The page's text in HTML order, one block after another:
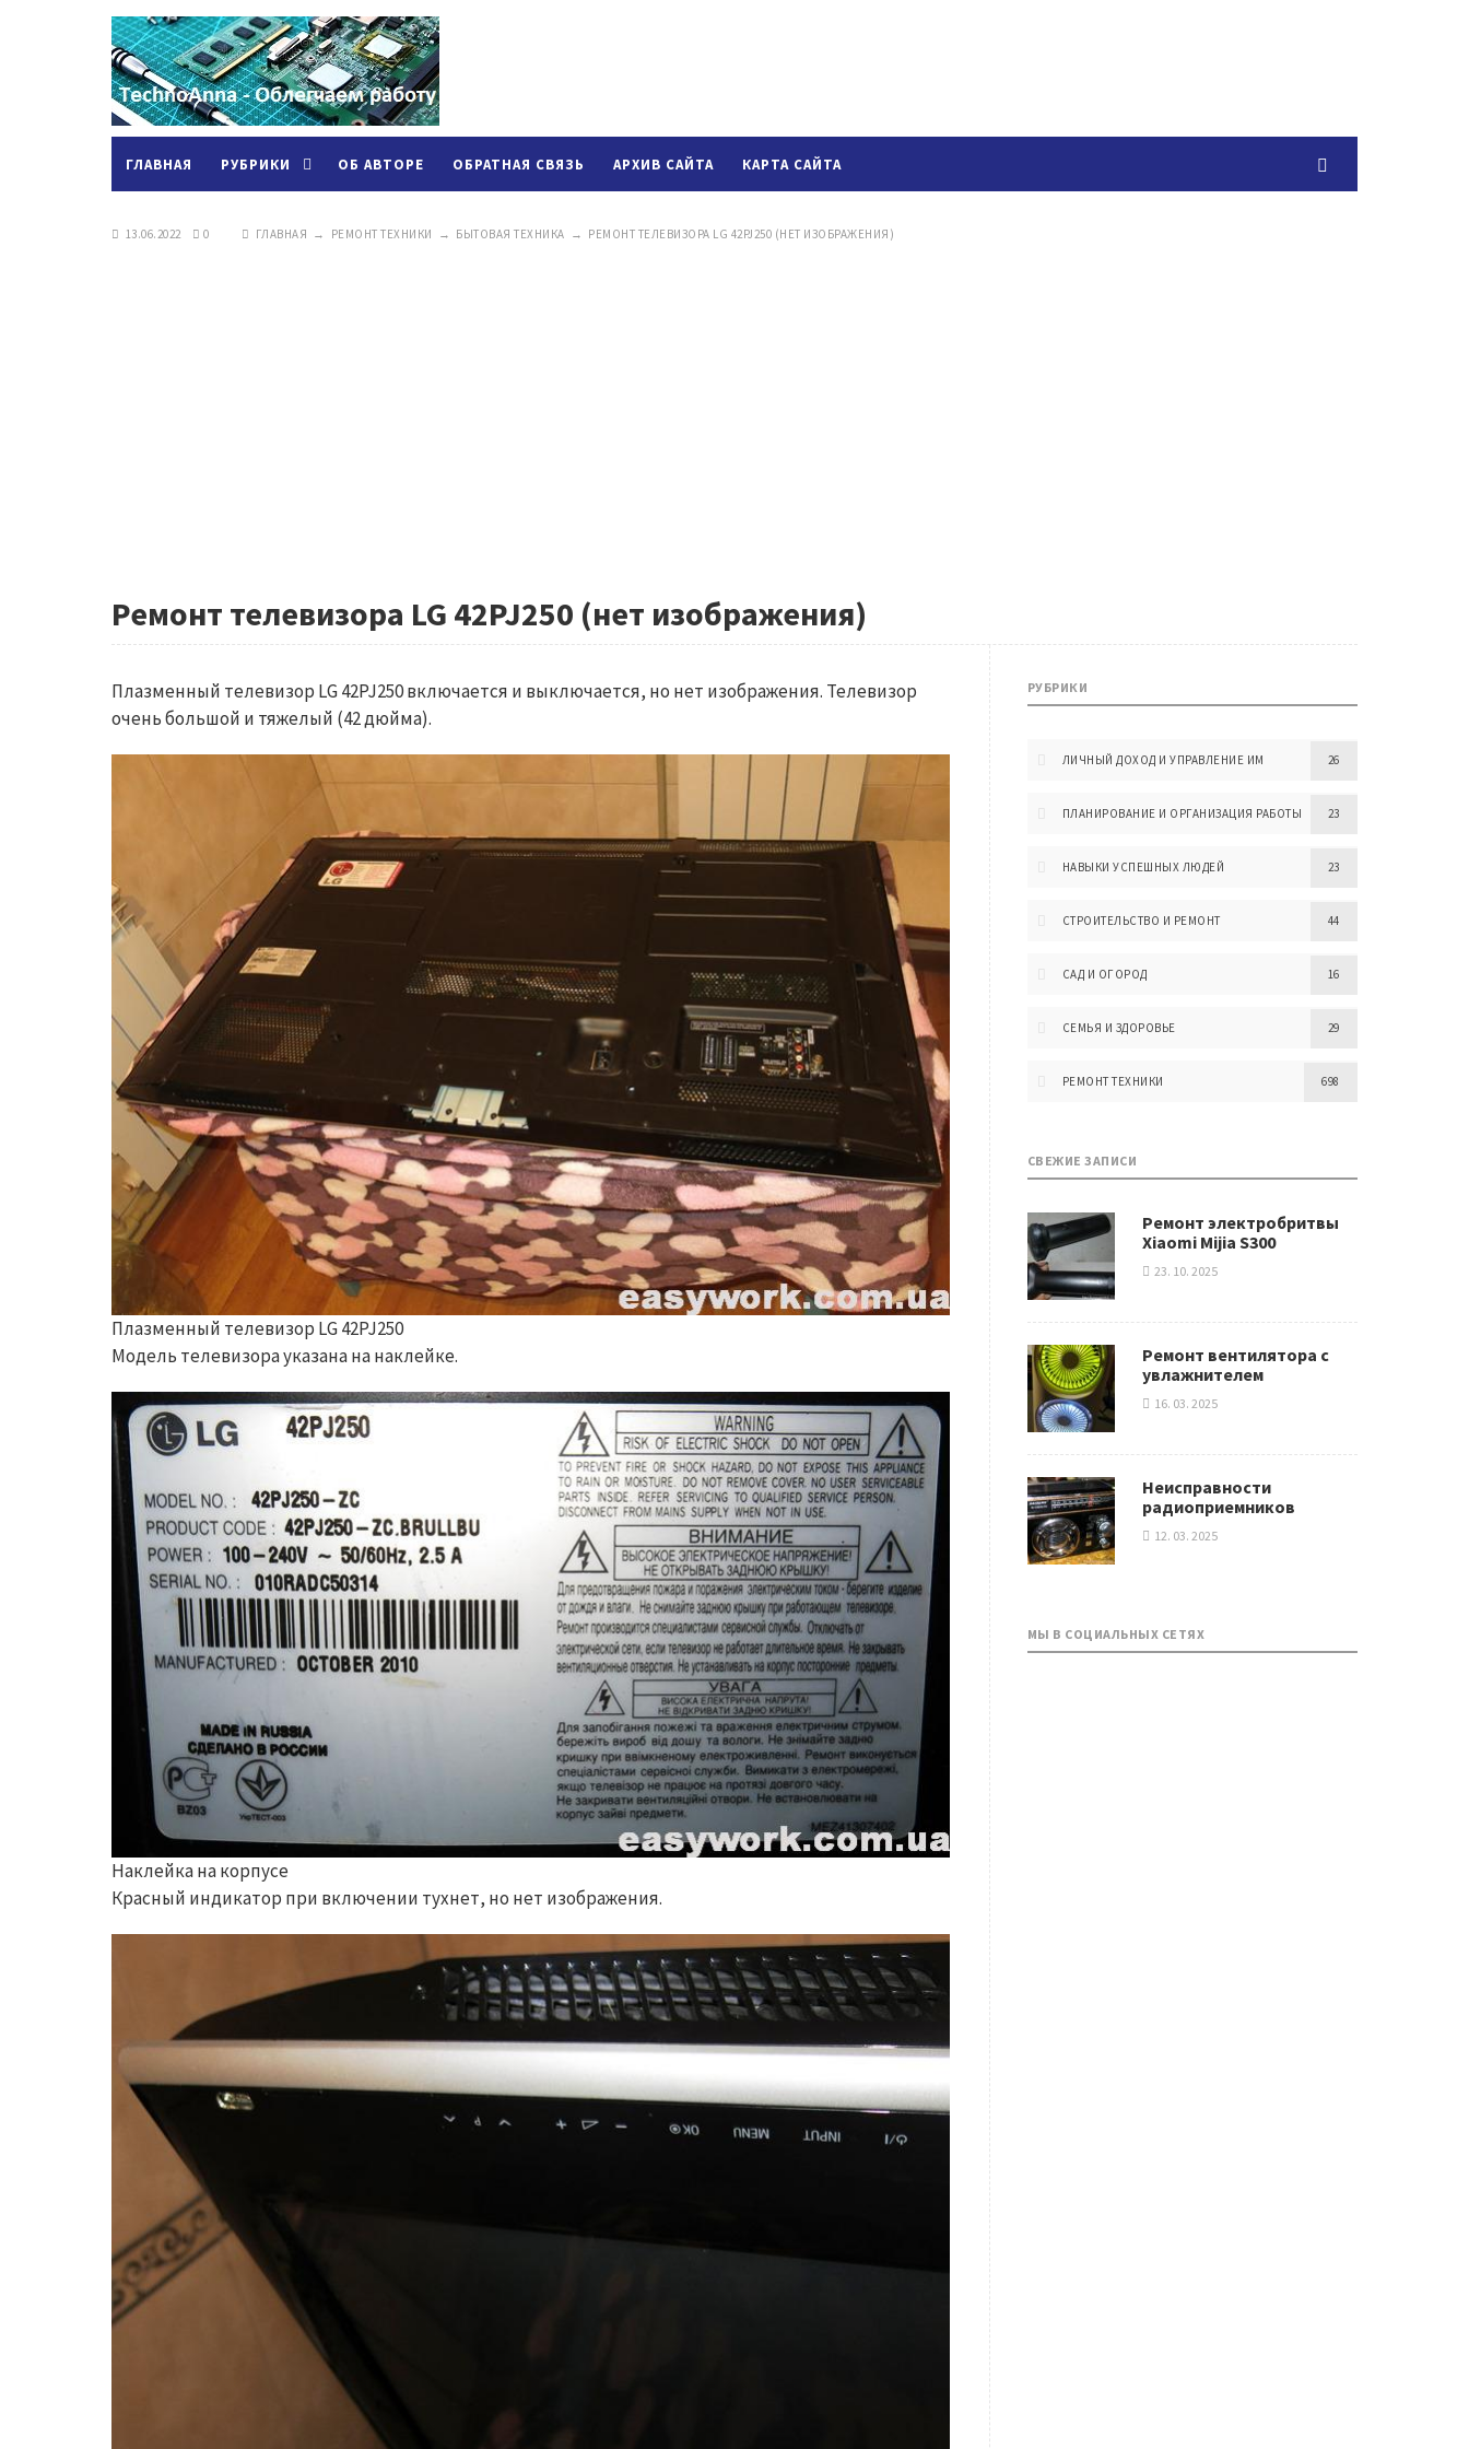
ГЛАВНАЯ РУБРИКИ ОБ АВТОРЕ ОБРАТНАЯ СВЯЗЬ АРХИВ САЙТА КАРТА САЙТА
13.06.2022 0 ГЛАВНАЯ → РЕМОНТ ТЕХНИКИ → БЫТОВАЯ ТЕХНИКА → РЕМОНТ ТЕЛЕВИЗОРА LG 42PJ250 (НЕТ ИЗОБРАЖЕНИЯ)
Ремонт телевизора LG 42PJ250 (нет изображения)
Плазменный телевизор LG 42PJ250 включается и выключается, но нет изображения. Телевизор
очень большой и тяжелый (42 дюйма).
Плазменный телевизор LG 42PJ250
Модель телевизора указана на наклейке.
Наклейка на корпусе
Красный индикатор при включении тухнет, но нет изображения.
РУБРИКИ
ЛИЧНЫЙ ДОХОД И УПРАВЛЕНИЕ ИМ 26
ПЛАНИРОВАНИЕ И ОРГАНИЗАЦИЯ РАБОТЫ 23
НАВЫКИ УСПЕШНЫХ ЛЮДЕЙ 23
СТРОИТЕЛЬСТВО И РЕМОНТ 44
САД И ОГОРОД 16
СЕМЬЯ И ЗДОРОВЬЕ 29
РЕМОНТ ТЕХНИКИ 698
СВЕЖИЕ ЗАПИСИ
Ремонт электробритвы
Xiaomi Mijia S300
23. 10. 2025
Ремонт вентилятора с
увлажнителем
16. 03. 2025
Неисправности
радиоприемников
12. 03. 2025
МЫ В СОЦИАЛЬНЫХ СЕТЯХ